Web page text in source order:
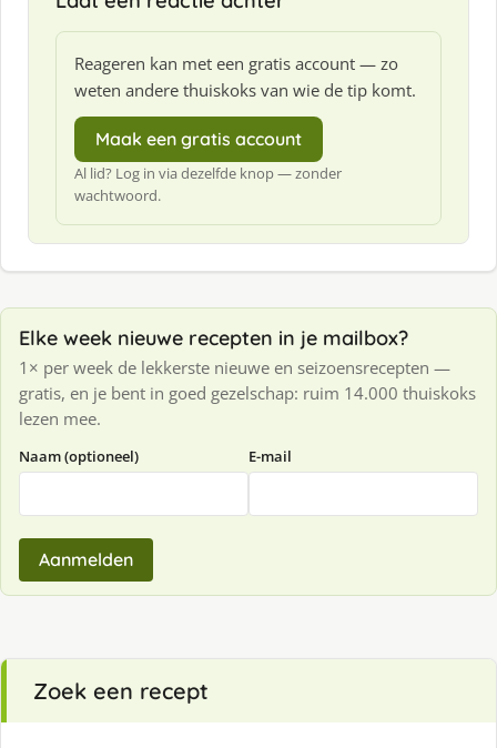
Reageren kan met een gratis account — zo
weten andere thuiskoks van wie de tip komt.
Maak een gratis account
Al lid? Log in via dezelfde knop — zonder
wachtwoord.
Elke week nieuwe recepten in je mailbox?
1× per week de lekkerste nieuwe en seizoensrecepten —
gratis, en je bent in goed gezelschap: ruim 14.000 thuiskoks
lezen mee.
Naam (optioneel) E-mail
Aanmelden
Zoek een recept